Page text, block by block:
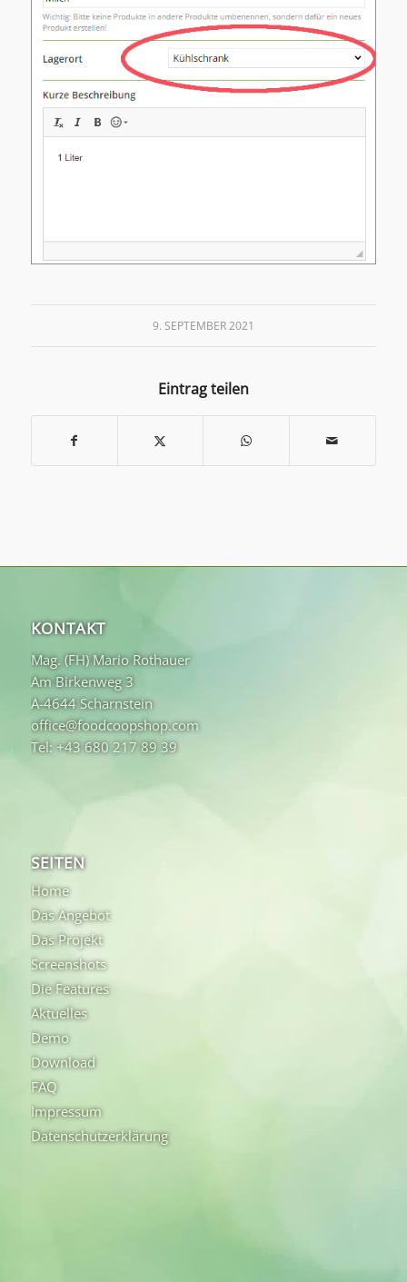
9. SEPTEMBER 2021
Eintrag teilen
KONTAKT
Mag. (FH) Mario Rothauer
Am Birkenweg 3
A-4644 Scharnstein
office@foodcoopshop.com
Tel: +43 680 217 89 39
SEITEN
Home
Das Angebot
Das Projekt
Screenshots
Die Features
Aktuelles
Demo
Download
FAQ
Impressum
Datenschutzerklärung